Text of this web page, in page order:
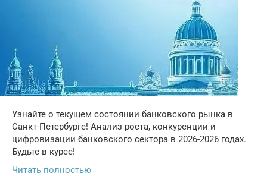
Узнайте о текущем состоянии банковского рынка в
Санкт-Петербурге! Анализ роста, конкуренции и
цифровизации банковского сектора в 2026-2026 годах.
Будьте в курсе!
Читать полностью